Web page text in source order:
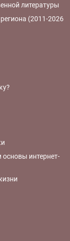
литературы
(2011-2026
интернет-